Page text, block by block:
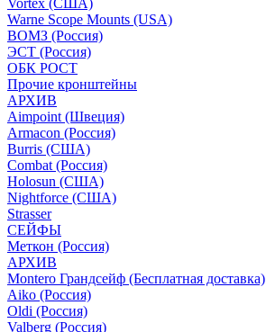
Vortex (США)
Warne Scope Mounts (USA)
ВОМЗ (Россия)
ЭСТ (Россия)
ОБК РОСТ
Прочие кронштейны
АРХИВ
Aimpoint (Швеция)
Armacon (Россия)
Burris (США)
Combat (Россия)
Holosun (США)
Nightforce (США)
Strasser
СЕЙФЫ
Меткон (Россия)
АРХИВ
Montero Грандсейф (Бесплатная доставка)
Aiko (Россия)
Oldi (Россия)
Valberg (Россия)